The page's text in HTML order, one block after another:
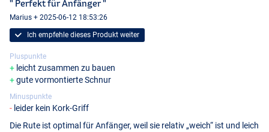
#5/6
" Perfekt für Anfänger "
Marius + 2025-06-12 18:53:26
Ich empfehle dieses Produkt weiter
Pluspunkte
leicht zusammen zu bauen
gute vormontierte Schnur
Minuspunkte
leider kein Kork-Griff
Die Rute ist optimal für Anfänger, weil sie relativ „weich“ ist und leich